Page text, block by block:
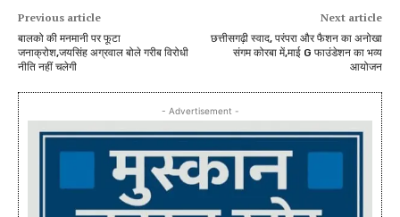
Previous article
बालको की मनमानी पर फूटा
जनाक्रोश,जयसिंह अग्रवाल बोले गरीब विरोधी
नीति नहीं चलेगी
Next article
छत्तीसगढ़ी स्वाद, परंपरा और फैशन का अनोखा
संगम कोरबा में,माई G फाउंडेशन का भव्य
आयोजन
- Advertisement -